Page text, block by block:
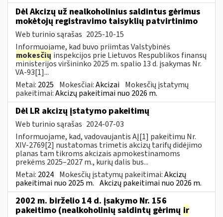
Dėl Akcizų už nealkoholinius saldintus gėrimus
mokėtojų registravimo taisyklių patvirtinimo
Web turinio sąrašas 2025-10-15
Informuojame, kad buvo priimtas Valstybinės
mokesčių inspekcijos prie Lietuvos Respublikos finansų
ministerijos viršininko 2025 m. spalio 13 d. įsakymas Nr.
VA-93[1]...
Metai: 2025 Mokesčiai:Akcizai Mokesčių įstatymų
pakeitimai:Akcizų pakeitimai nuo 2026 m.
Dėl LR akcizų įstatymo pakeitimų
Web turinio sąrašas 2024-07-03
Informuojame, kad, vadovaujantis AĮ[1] pakeitimu Nr.
XIV-2769[2] nustatomas trimetis akcizų tarifų didėjimo
planas tam tikroms akcizais apmokestinamoms
prekėms 2025–2027 m., kurių dalis bus...
Metai: 2024 Mokesčių įstatymų pakeitimai:Akcizų
pakeitimai nuo 2025 m. Akcizų pakeitimai nuo 2026 m.
2002 m. birželio 14 d. įsakymo Nr. 156
pakeitimo (nealkoholinių saldintų gėrimų ir